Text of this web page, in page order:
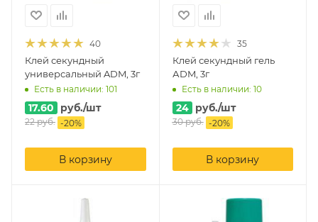
40
Клей секундный
универсальный ADM, 3г
Есть в наличии: 101
17.60 руб./шт
22руб. -20%
В корзину
35
Клей секундный гель
АDM, 3г
Есть в наличии: 10
24 руб./шт
30руб. -20%
В корзину